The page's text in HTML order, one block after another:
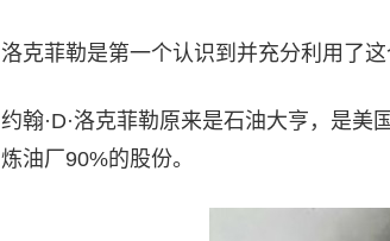
洛克菲勒是第一个认识到并充分利用了
约翰·D·洛克菲勒原来是石油大亨，是
炼油厂90%的股份。